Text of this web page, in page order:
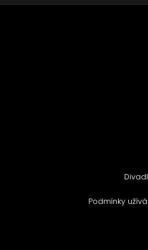
Podmínky